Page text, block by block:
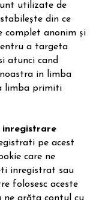
utilizate de
din ce
complet anonim și
a targeta
atunci cand
in limba
limba primiti
inregistrare
pe acest
care ne
inregistrat sau
folosesc aceste